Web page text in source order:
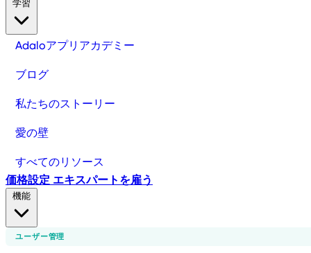
Adaloアプリアカデミー
ブログ
私たちのストーリー
愛の壁
すべてのリソース
価格設定 エキスパートを雇う
ユーザー管理